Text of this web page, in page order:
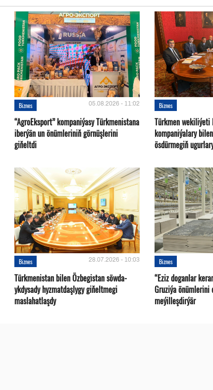
Biznes 05.08.2026 - 11:02
“AgroEksport” kompaniýasy Türkmenistana
iberýän un önümleriniň görnüşlerini
giňeltdi
Biznes
Türkmen wekiliýeti
kompaniýalary
ösdürmegiň
Biznes 28.07.2026 - 10:03
Türkmenistan bilen Özbegistan söwda-
ykdysady hyzmatdaşlygy giňeltmegi
maslahatlaşdy
Biznes
“Eziz doganlar
Gruziýa
meýilleşdirýär